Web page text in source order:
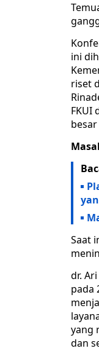
ini
riset
FKUI
Saat
dr.
pada
yang
dan